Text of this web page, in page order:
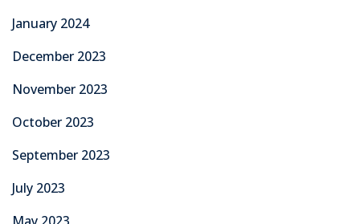
January 2024
December 2023
November 2023
October 2023
September 2023
July 2023
May 2023